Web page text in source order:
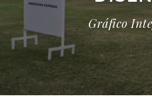
Gráfico